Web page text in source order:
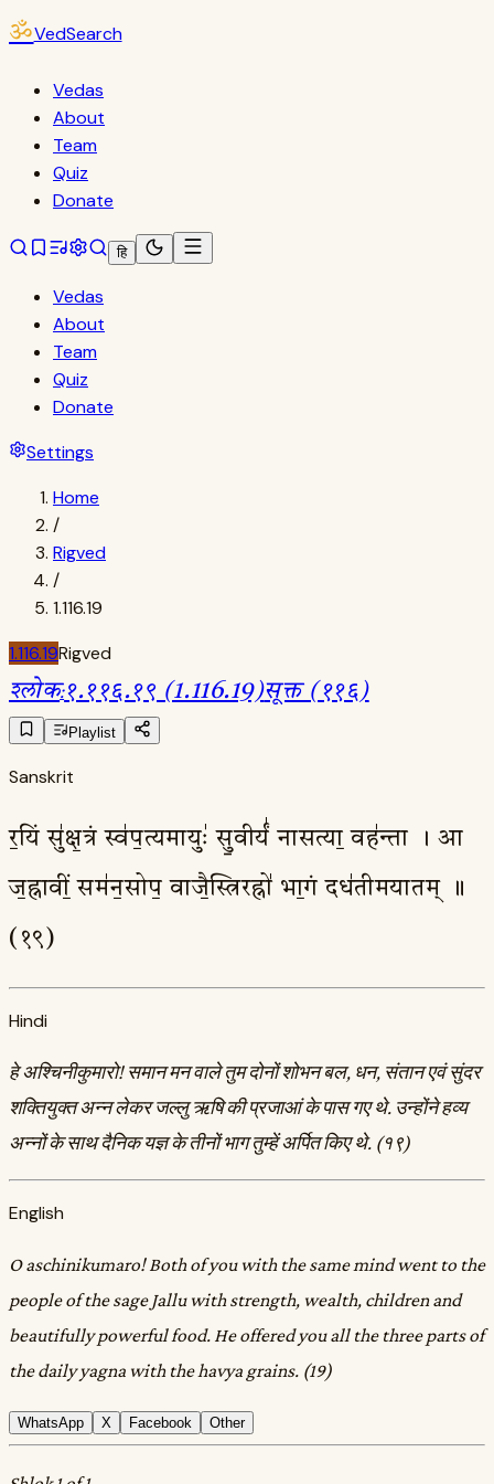
ॐVedSearch
Vedas
About
Team
Quiz
Donate
हि
Vedas
About
Team
Quiz
Donate
Settings
Home
/
Rigved
/
1.116.19
1.116.19Rigved
श्लोक:१.११६.१९ (1.116.19)सूक्त (११६)
Playlist
Sanskrit
र॒यिं सु॑क्ष॒त्रं स्व॑प॒त्यमायुः॑ सु॒वीर्यं॑ नासत्या॒ वह॑न्ता । आ
ज॒ह्नावीं॒ सम॑न॒सोप॒ वाजै॒स्त्रिरह्नो॑ भा॒गं दध॑तीमयातम् ॥
(१९)
Hindi
हे अश्चिनीकुमारो! समान मन वाले तुम दोनों शोभन बल, धन, संतान एवं सुंदर
शक्तियुक्त अन्न लेकर जल्लु ऋषि की प्रजाआं के पास गए थे. उन्होंने हव्य
अन्नों के साथ दैनिक यज्ञ के तीनों भाग तुम्हें अर्पित किए थे. (१९)
English
O aschinikumaro! Both of you with the same mind went to the
people of the sage Jallu with strength, wealth, children and
beautifully powerful food. He offered you all the three parts of
the daily yagna with the havya grains. (19)
WhatsApp X Facebook Other